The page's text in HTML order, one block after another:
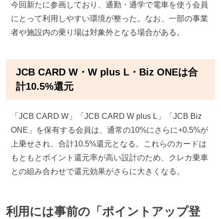
今回新たに参画しており、通勤・通学で電車を使う会員
にとって利用しやすい環境が整った。なお、一部の事業
者や施設内の乗り場は対象外となる場合がある。
JCB CARD W・W plus L・Biz ONEは合
計10.5%還元
「JCB CARD W」「JCB CARD W plus L」「JCB Biz
ONE」を保有する会員は、通常の10%にさらに+0.5%が
上乗せされ、合計10.5%還元となる。これらのカードは
もともとポイント還元率が高い設計のため、クレカ乗車
との組み合わせで還元効果がさらに大きくなる。
利用には事前の「ポイントアップ登